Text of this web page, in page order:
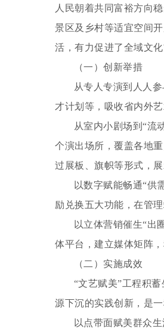
人民朝着共同富裕方向
景区及乡村等适宜空间
活，有力促进了全域文
（一）创新举措
从专人专演到人人参
才计划等，吸收省内外
从室内小剧场到“流动
个演出场所，覆盖各地
过展板、旗帜等形式，
以数字赋能畅通“供需
励兑换五大功能，在管
以立体营销催生“出圈
体平台，建立媒体矩阵
（二）实施成效
“文艺赋美”工程积蓄
源下沉的实践创新，是
以点带面赋美群众生